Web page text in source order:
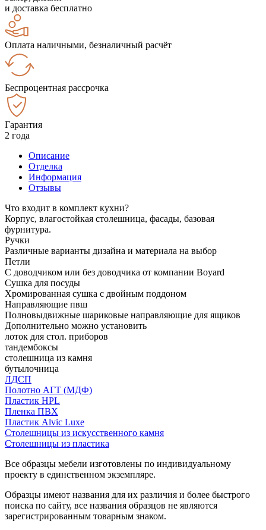
и доставка бесплатно
Оплата наличными, безналичный расчёт
Беспроцентная рассрочка
Гарантия
2 года
Описание
Отделка
Информация
Отзывы
Что входит в комплект кухни?
Корпус, влагостойкая столешница, фасады, базовая
фурнитура.
Ручки
Различные варианты дизайна и материала на выбор
Петли
С доводчиком или без доводчика от компании Boyard
Сушка для посуды
Хромированная сушка с двойным поддоном
Направляющие пвш
Полновыдвижные шариковые направляющие для ящиков
Дополнительно можно установить
лоток для стол. приборов
тандембоксы
столешница из камня
бутылочница
ЛДСП
Полотно АГТ (МДФ)
Пластик HPL
Пленка ПВХ
Пластик Alvic Luxe
Столешницы из искусственного камня
Столешницы из пластика
Все образцы мебели изготовлены по индивидуальному
проекту в единственном экземпляре.
Образцы имеют названия для их различия и более быстрого
поиска по сайту, все названия образцов не являются
зарегистрированным товарным знаком.